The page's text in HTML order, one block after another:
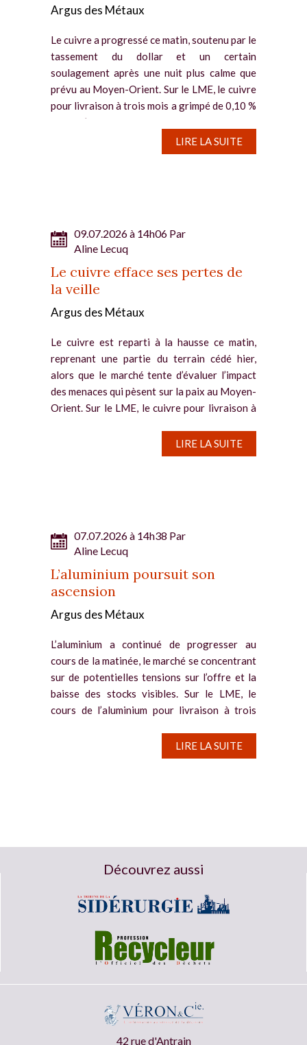
Argus des Métaux
Le cuivre a progressé ce matin, soutenu par le
tassement du dollar et un certain
soulagement après une nuit plus calme que
prévu au Moyen-Orient. Sur le LME, le cuivre
pour livraison à trois mois a grimpé de 0,10 %
depuis l’ouverture....
LIRE LA SUITE
09.07.2026 à 14h06 Par
Aline Lecuq
Le cuivre efface ses pertes de
la veille
Argus des Métaux
Le cuivre est reparti à la hausse ce matin,
reprenant une partie du terrain cédé hier,
alors que le marché tente d’évaluer l’impact
des menaces qui pèsent sur la paix au Moyen-
Orient. Sur le LME, le cuivre pour livraison à
LIRE LA SUITE
07.07.2026 à 14h38 Par
Aline Lecuq
L’aluminium poursuit son
ascension
Argus des Métaux
L’aluminium a continué de progresser au
cours de la matinée, le marché se concentrant
sur de potentielles tensions sur l’offre et la
baisse des stocks visibles. Sur le LME, le
cours de l’aluminium pour livraison à trois
LIRE LA SUITE
Découvrez aussi
42 rue d'Antrain